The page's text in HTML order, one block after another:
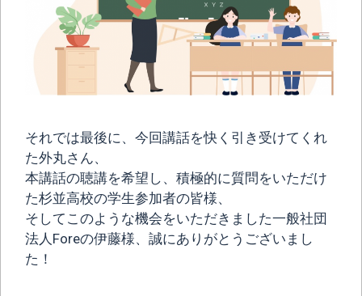
それでは最後に、今回講話を快く引き受けてくれ
た外丸さん、
本講話の聴講を希望し、積極的に質問をいただけ
た杉並高校の学生参加者の皆様、
そしてこのような機会をいただきました一般社団
法人Foreの伊藤様、誠にありがとうございまし
た！